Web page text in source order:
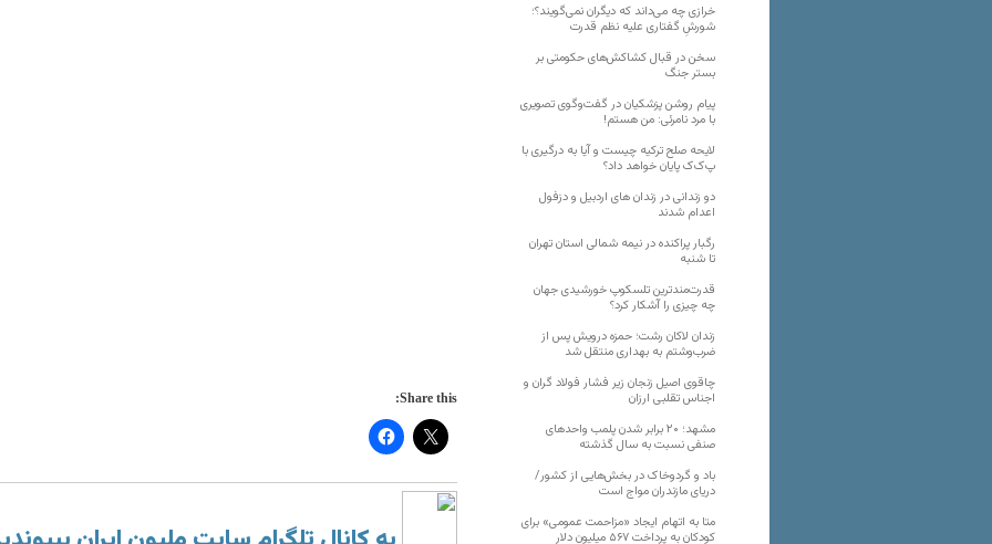
Share this:
خرازی چه می‌داند که دیگران نمی‌گویند؟؛
شورشِ گفتاری علیه نظم قدرت
سخن در قبال کشاکش‌های حکومتی بر
بستر جنگ
پیام روشن پزشکیان در گفت‌و‌گوی تصویری
با مرد نامرئی: من هستم!
لایحه صلح ترکیه چیست و آیا به درگیری با
پ‌ک‌ک پایان خواهد داد؟
دو زندانی در زندان های اردبیل و دزفول
اعدام شدند
رگبار پراکنده در نیمه شمالی استان تهران
تا شنبه
قدرت‌مندترین تلسکوپ خورشیدی جهان
چه چیزی را آشکار کرد؟
زندان لاکان رشت؛ حمزه درویش پس از
ضرب‌وشتم به بهداری منتقل شد
چاقوی اصیل زنجان زیر فشار فولاد گران و
اجناس تقلبی ارزان
مشهد؛ ۲۰ برابر شدن پلمب واحدهای
صنفی نسبت به سال گذشته
باد و گردوخاک در بخش‌هایی از کشور/
دریای مازندران مواج است
متا به اتهام ایجاد «مزاحمت عمومی» برای
کودکان به پرداخت ۵۶۷ میلیون دلار